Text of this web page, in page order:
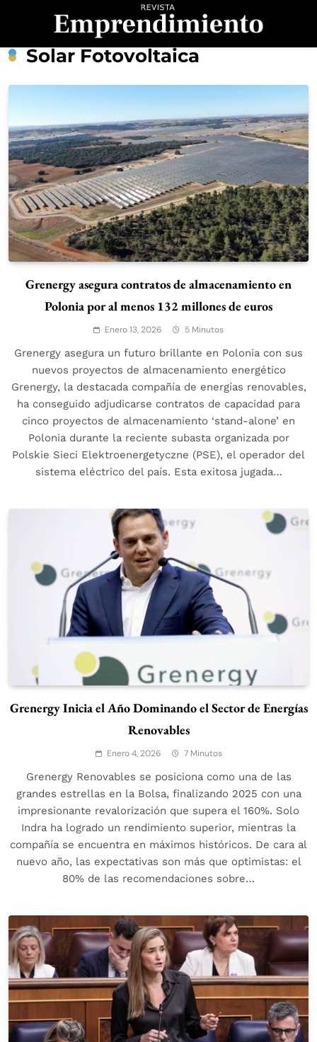
Revista
Emprendimiento
Solar Fotovoltaica
Grenergy asegura contratos de almacenamiento en
Polonia por al menos 132 millones de euros
Enero 13, 2026 5 Minutos
Grenergy asegura un futuro brillante en Polonia con sus
nuevos proyectos de almacenamiento energético
Grenergy, la destacada compañía de energías renovables,
ha conseguido adjudicarse contratos de capacidad para
cinco proyectos de almacenamiento ‘stand-alone’ en
Polonia durante la reciente subasta organizada por
Polskie Sieci Elektroenergetyczne (PSE), el operador del
sistema eléctrico del país. Esta exitosa jugada…
Grenergy Inicia el Año Dominando el Sector de Energías
Renovables
Enero 4, 2026 7 Minutos
Grenergy Renovables se posiciona como una de las
grandes estrellas en la Bolsa, finalizando 2025 con una
impresionante revalorización que supera el 160%. Solo
Indra ha logrado un rendimiento superior, mientras la
compañía se encuentra en máximos históricos. De cara al
nuevo año, las expectativas son más que optimistas: el
80% de las recomendaciones sobre…